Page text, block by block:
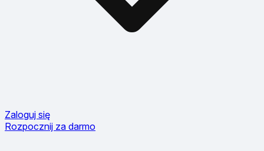
Zaloguj się
Rozpocznij za darmo